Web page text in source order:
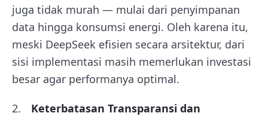
juga tidak murah — mulai dari penyimpanan
data hingga konsumsi energi. Oleh karena itu,
meski DeepSeek efisien secara arsitektur, dari
sisi implementasi masih memerlukan investasi
besar agar performanya optimal.
Keterbatasan Transparansi dan